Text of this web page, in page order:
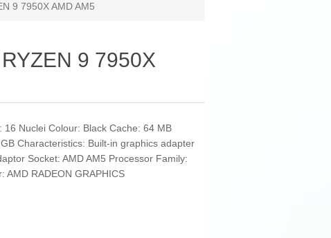
9 7950X AMD AM5
9 7950X
Nuclei Colour: Black Cache: 64 MB
Characteristics: Built-in graphics adapter
Socket: AMD AM5 Processor Family:
AMD RADEON GRAPHICS